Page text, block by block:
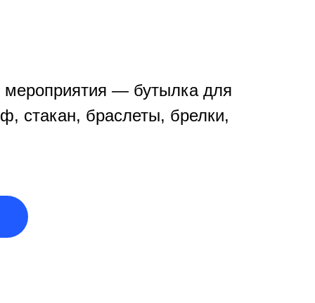
— бутылка для
стакан, браслеты, брелки,